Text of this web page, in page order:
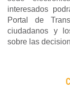
interesados
Portal de
ciudadanos y
sobre las